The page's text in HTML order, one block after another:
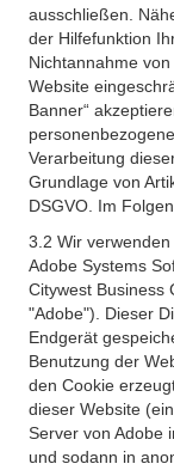
ausschließen.
der Hilfefunktion
Nichtannahme
Website
Banner“
Verarbeitung
Grundlage von
DSGVO. Im
3.2 Wir verwenden
Adobe Systems
Citywest Business
"Adobe"). Dieser
Endgerät
Benutzung der
den Cookie
dieser Website
Server von Adobe
und sodann in